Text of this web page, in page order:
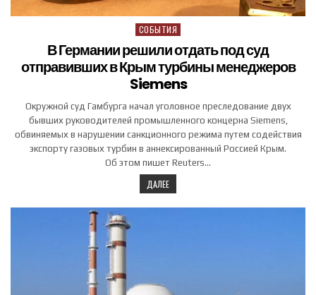
Posted in
СОБЫТИЯ
В Германии решили отдать под суд
отправивших в Крым турбины менеджеров
Siemens
Окружной суд Гамбурга начал уголовное преследование двух
бывших руководителей промышленного концерна Siemens,
обвиняемых в нарушении санкционного режима путем содействия
экспорту газовых турбин в аннексированный Россией Крым.
Об этом пишет Reuters…
ДАЛЕЕ